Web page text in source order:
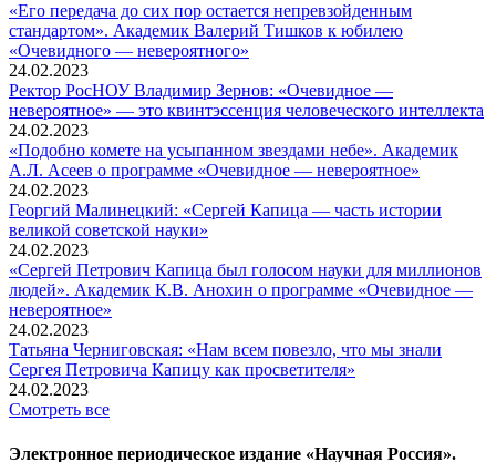
«Его передача до сих пор остается непревзойденным
стандартом». Академик Валерий Тишков к юбилею
«Очевидного — невероятного»
24.02.2023
Ректор РосНОУ Владимир Зернов: «Очевидное —
невероятное» — это квинтэссенция человеческого интеллекта
24.02.2023
«Подобно комете на усыпанном звездами небе». Академик
А.Л. Асеев о программе «Очевидное — невероятное»
24.02.2023
Георгий Малинецкий: «Сергей Капица — часть истории
великой советской науки»
24.02.2023
«Сергей Петрович Капица был голосом науки для миллионов
людей». Академик К.В. Анохин о программе «Очевидное —
невероятное»
24.02.2023
Татьяна Черниговская: «Нам всем повезло, что мы знали
Сергея Петровича Капицу как просветителя»
24.02.2023
Смотреть все
Электронное периодическое издание «Научная Россия».